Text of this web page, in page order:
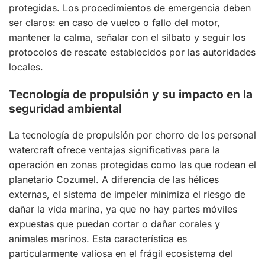
protegidas. Los procedimientos de emergencia deben
ser claros: en caso de vuelco o fallo del motor,
mantener la calma, señalar con el silbato y seguir los
protocolos de rescate establecidos por las autoridades
locales.
Tecnología de propulsión y su impacto en la
seguridad ambiental
La tecnología de propulsión por chorro de los personal
watercraft ofrece ventajas significativas para la
operación en zonas protegidas como las que rodean el
planetario Cozumel. A diferencia de las hélices
externas, el sistema de impeler minimiza el riesgo de
dañar la vida marina, ya que no hay partes móviles
expuestas que puedan cortar o dañar corales y
animales marinos. Esta característica es
particularmente valiosa en el frágil ecosistema del